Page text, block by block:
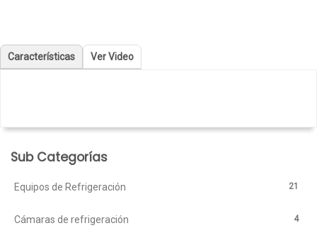
Características Ver Video
Sub Categorías
Equipos de Refrigeración 21
Cámaras de refrigeración 4